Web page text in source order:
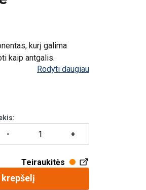
kurį galima
kaip antgalis.
Rodyti daugiau
Teiraukitės